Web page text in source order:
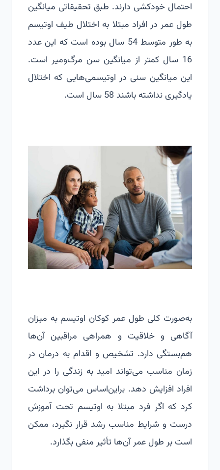
احتمال خودکشی دارند. طبق تحقیقاتی میانگین
طول عمر در افراد مبتلا به اختلال طیف اوتیسم
به طور متوسط 54 سال بوده است که این عدد
16 سال کمتر از میانگین سن مرگ‌ومیر است.
این میانگین سنی در اوتیسمی‌هایی که اختلال
یادگیری نداشته باشند 58 سال است.
به‌صورت کلی طول عمر کوکان اوتیسم به میزان
آگاهی و خلاقیت و همراهی مراقبین آن‌ها
هم‌بستگی دارد. تشخیص و اقدام به درمان در
زمان مناسب می‌تواند امید به زندگی را در این
افراد افزایش دهد. براین‌اساس می‌توان برداشت
کرد که اگر فرد مبتلا به اوتیسم تحت آموزش
درست و شرایط مناسب رشد قرار نگیرد، ممکن
است بر طول عمر آن‌ها تأثیر منفی بگذارد.